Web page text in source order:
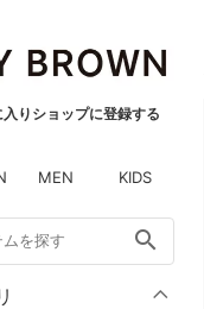
入りショップに登録する
MEN KIDS
search